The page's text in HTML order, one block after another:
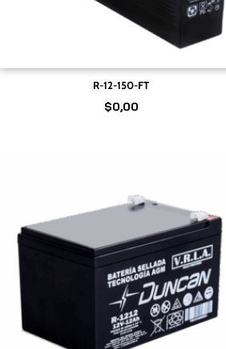
R-12-150-FT
$0,00